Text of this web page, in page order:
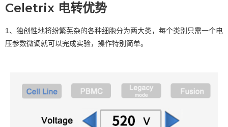
Celetrix 电转优势
1、独创性地将纷繁芜杂的各种细胞分为两大类，每个类别只需一个电
压参数微调就可以完成实验，操作特别简单。